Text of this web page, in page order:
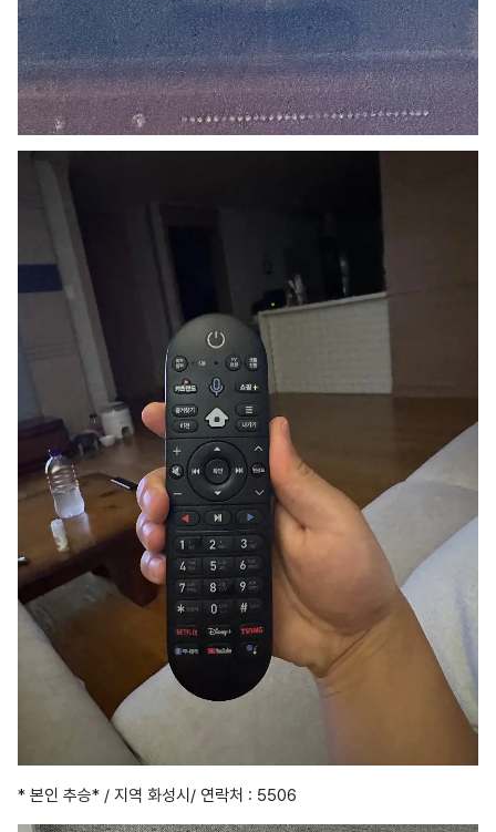
* 본인 추승* / 지역 화성시/ 연락처 : 5506